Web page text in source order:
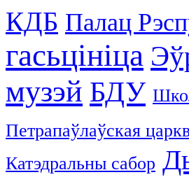
КДБ Палац
гасьцініца
музэй БДУ
Петрапаўлаўская
Катэдральны сабор